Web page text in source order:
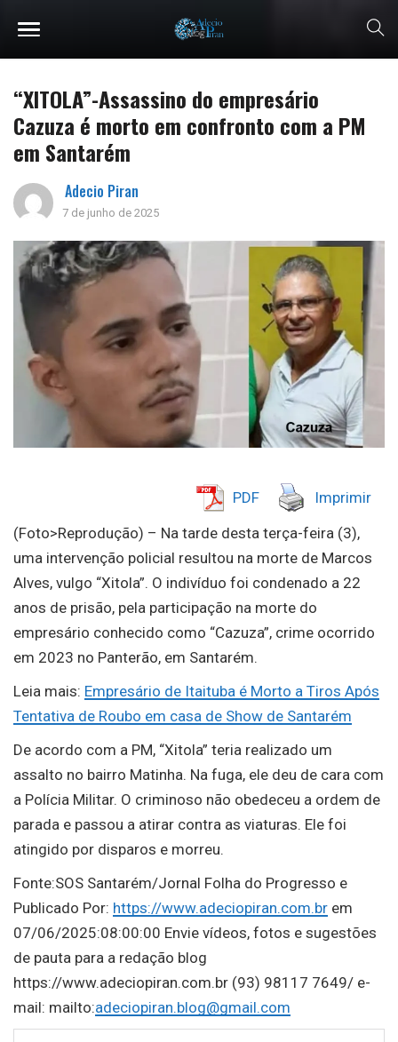
“XITOLA”-Assassino do empresário
Cazuza é morto em confronto com a PM
em Santarém
Adecio Piran
7 de junho de 2025
PDF Imprimir
(Foto>Reprodução) – Na tarde desta terça-feira (3),
uma intervenção policial resultou na morte de Marcos
Alves, vulgo “Xitola”. O indivíduo foi condenado a 22
anos de prisão, pela participação na morte do
empresário conhecido como “Cazuza”, crime ocorrido
em 2023 no Panterão, em Santarém.
Leia mais: Empresário de Itaituba é Morto a Tiros Após
Tentativa de Roubo em casa de Show de Santarém
De acordo com a PM, “Xitola” teria realizado um
assalto no bairro Matinha. Na fuga, ele deu de cara com
a Polícia Militar. O criminoso não obedeceu a ordem de
parada e passou a atirar contra as viaturas. Ele foi
atingido por disparos e morreu.
Fonte:SOS Santarém/Jornal Folha do Progresso e
Publicado Por: https://www.adeciopiran.com.br em
07/06/2025:08:00:00 Envie vídeos, fotos e sugestões
de pauta para a redação blog
https://www.adeciopiran.com.br (93) 98117 7649/ e-
mail: mailto:adeciopiran.blog@gmail.com